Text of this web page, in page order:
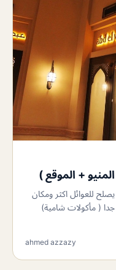
+ الموقع )
للعوائل اكثر ومكان
( مأكولات شامية)
ahmed azzazy